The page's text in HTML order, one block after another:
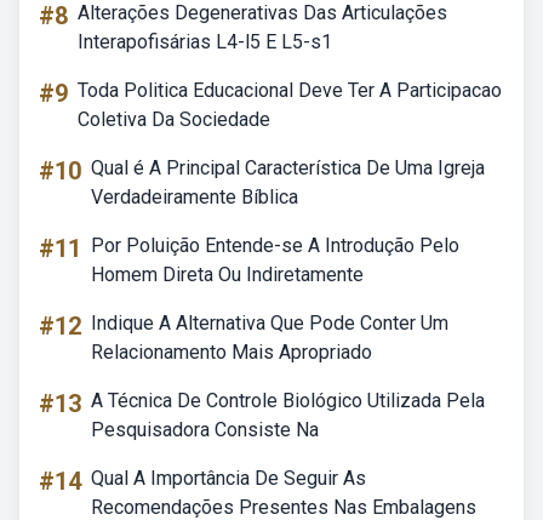
#8 Alterações Degenerativas Das Articulações
Interapofisárias L4-l5 E L5-s1
#9 Toda Politica Educacional Deve Ter A Participacao
Coletiva Da Sociedade
#10 Qual é A Principal Característica De Uma Igreja
Verdadeiramente Bíblica
#11
Por Poluição Entende-se A Introdução Pelo
Homem Direta Ou Indiretamente
#12 Indique A Alternativa Que Pode Conter Um
Relacionamento Mais Apropriado
#13 A Técnica De Controle Biológico Utilizada Pela
Pesquisadora Consiste Na
#14 Qual A Importância De Seguir As
Recomendações Presentes Nas Embalagens